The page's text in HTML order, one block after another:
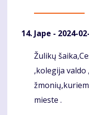
Jape - 2024-
Komentaras
Žulikų
,kolegija
mieste .